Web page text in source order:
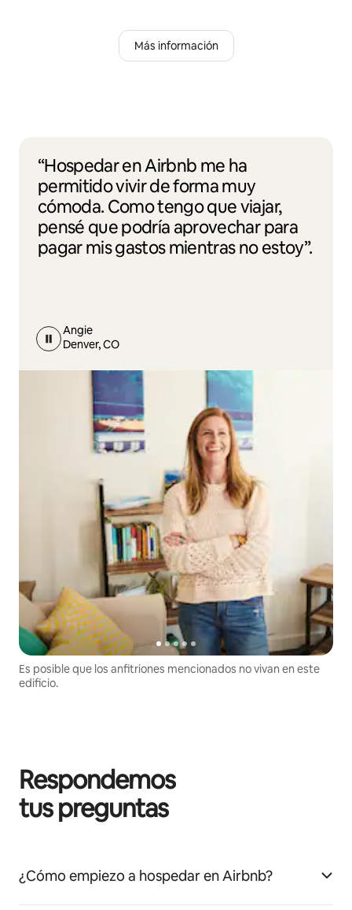
Más información
“Hospedar en Airbnb me ha
permitido vivir de forma muy
cómoda. Como tengo que viajar,
pensé que podría aprovechar para
pagar mis gastos mientras no estoy”.
Angie
Denver, CO
Es posible que los anfitriones mencionados no vivan en este
edificio.
Respondemos
tus preguntas
¿Cómo empiezo a hospedar en Airbnb?